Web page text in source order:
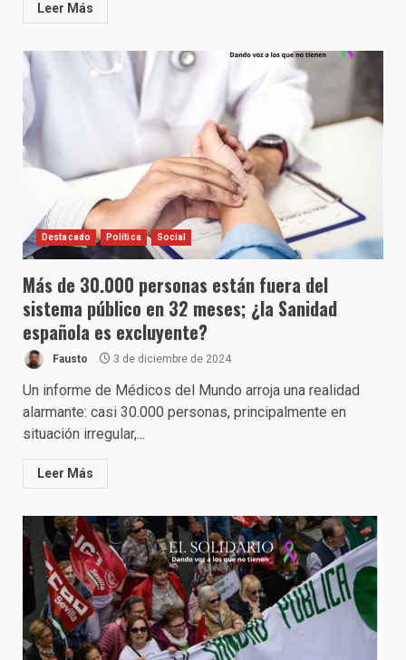
Leer Más
Destacado Política Social
Más de 30.000 personas están fuera del
sistema público en 32 meses; ¿la Sanidad
española es excluyente?
Fausto 3 de diciembre de 2024
Un informe de Médicos del Mundo arroja una realidad
alarmante: casi 30.000 personas, principalmente en
situación irregular,...
Leer Más